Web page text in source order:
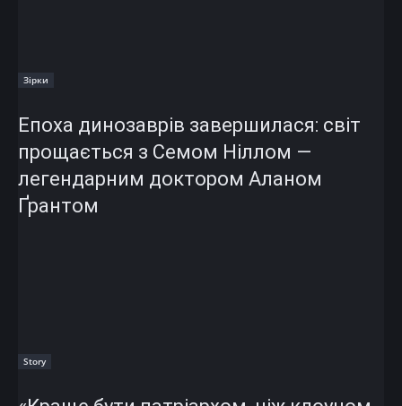
Зірки
Епоха динозаврів завершилася: світ
прощається з Семом Ніллом —
легендарним доктором Аланом
Ґрантом
Story